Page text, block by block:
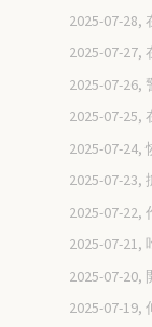
2025-07-
2025-07-
2025-07-
2025-07-
2025-07-
2025-07-
2025-07-
2025-07-
2025-07-
2025-07-